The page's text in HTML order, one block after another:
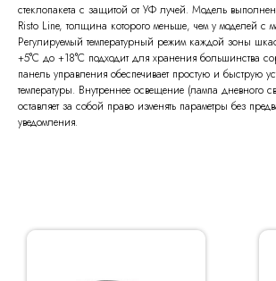
стеклопакета с защитой от УФ лучей. Модель
Risto Line, толщина которого меньше, чем у моделей с
Регулируемый температурный режим каждой зоны
+5°C до +18°C подходит для хранения большинства
панель управления обеспечивает простую и быструю
температуры. Внутреннее освещение (лампа дневного
оставляет за собой право изменять параметры без
уведомления.